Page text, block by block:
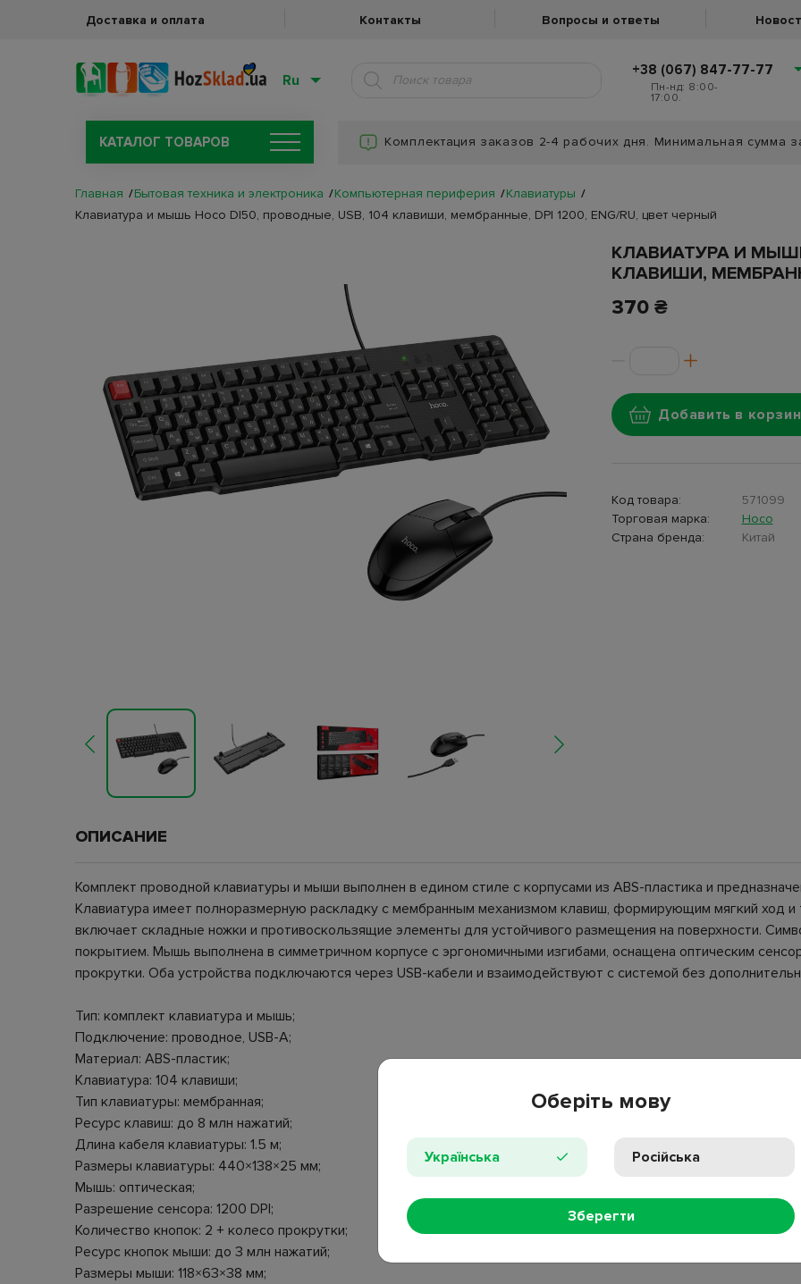
Доставка и оплата Контакты Вопросы и ответы
Ru
+38 (067) 847-77-77
Пн-нд: 8:00-
17:00.
КАТАЛОГ ТОВАРОВ Комплектация заказов 2-4 рабочих дня. Минимальная сумма
Главная Бытовая техника и электроника Компьютерная периферия
Клавиатуры
Клавиатура и мышь Hoco DI50, проводные, USB, 104 клавиши, мембранные, DPI 1200, ENG/RU, цвет черный
КЛАВИАТУРА И МЫШЬ
КЛАВИШИ,
370 ₴
Добавить в
Код товара:
571099
Торговая марка:
Hoco
Страна бренда:
Китай
ОПИСАНИЕ
Комплект проводной клавиатуры и мыши выполнен в едином стиле с корпусами из ABS-пластика и
Клавиатура имеет полноразмерную раскладку с мембранным механизмом клавиш, формирующим мягкий ход и
включает складные ножки и противоскользящие элементы для устойчивого размещения на поверхности.
покрытием. Мышь выполнена в симметричном корпусе с эргономичными изгибами, оснащена оптическим
прокрутки. Оба устройства подключаются через USB-кабели и взаимодействуют с системой без
Тип: комплект клавиатура и мышь;
Подключение: проводное, USB-A;
Материал: ABS-пластик;
Клавиатура: 104 клавиши;
Тип клавиатуры: мембранная;
Ресурс клавиш: до 8 млн нажатий;
Длина кабеля клавиатуры: 1.5 м;
Размеры клавиатуры: 440×138×25 мм;
Мышь: оптическая;
Разрешение сенсора: 1200 DPI;
Количество кнопок: 2 + колесо прокрутки;
Ресурс кнопок мыши: до 3 млн нажатий;
Размеры мыши: 118×63×38 мм;
Оберіть мову
Українська Російська
Зберегти